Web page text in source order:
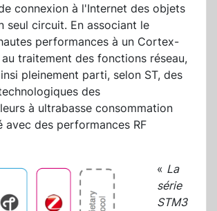
connexion à l'Internet des objets
seul circuit. En associant le
performances à un Cortex-
traitement des fonctions réseau,
pleinement parti, selon ST, des
des
à ultrabasse consommation
avec des performances RF
« La
série
STM3